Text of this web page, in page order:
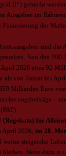
II“) gebucht
Ausgaben im Rahmen
Finanzierung der
sind die
Von den 300
April 2026 etwa 92
als von Januar bis
Milliarden Euro von
–
für
April 2026, im 28.
weiter steigender
Siehe dazu